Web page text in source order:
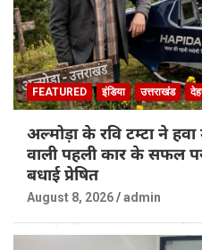
FEATURED इंडिया उत्तराखंड
अल्मोड़ा के रवि टम्टा ने
वाली पहली कार के सफल
बधाई प्रेषित
August 8, 2026 admin